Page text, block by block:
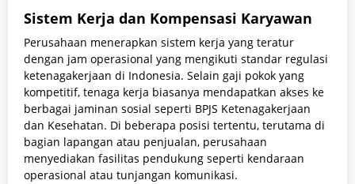
Sistem Kerja dan Kompensasi Karyawan
Perusahaan menerapkan sistem kerja yang teratur
dengan jam operasional yang mengikuti standar regulasi
ketenagakerjaan di Indonesia. Selain gaji pokok yang
kompetitif, tenaga kerja biasanya mendapatkan akses ke
berbagai jaminan sosial seperti BPJS Ketenagakerjaan
dan Kesehatan. Di beberapa posisi tertentu, terutama di
bagian lapangan atau penjualan, perusahaan
menyediakan fasilitas pendukung seperti kendaraan
operasional atau tunjangan komunikasi.